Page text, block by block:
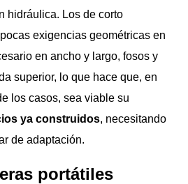
hidráulica. Los de corto
exigencias geométricas en
en ancho y largo, fosos y
superior, lo que hace que, en
los casos, sea viable su
ya construidos, necesitando
de adaptación.
portátiles